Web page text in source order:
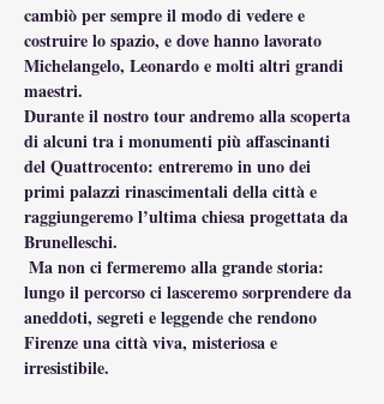
cambiò per sempre il modo di vedere e
costruire lo spazio, e dove hanno lavorato
Michelangelo, Leonardo e molti altri grandi
maestri.
Durante il nostro tour andremo alla scoperta
di alcuni tra i monumenti più affascinanti
del Quattrocento: entreremo in uno dei
primi palazzi rinascimentali della città e
raggiungeremo l’ultima chiesa progettata da
Brunelleschi.
lungo il percorso ci lasceremo sorprendere da
aneddoti, segreti e leggende che rendono
Firenze una città viva, misteriosa e
irresistibile.